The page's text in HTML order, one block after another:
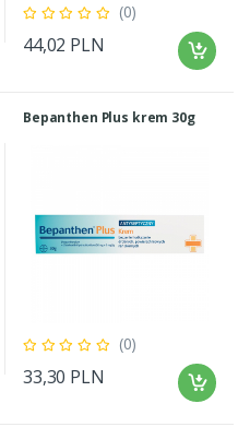
(0)
44,02 PLN
Bepanthen Plus krem 30g
(0)
33,30 PLN